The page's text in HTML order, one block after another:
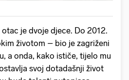
je dvoje djece. Do 2012.
životom – bio je zagriženi
a onda, kako ističe, tijelo mu
svoj dotadašnji život